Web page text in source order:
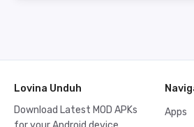
Lovina Unduh
Download Latest MOD APKs
Apps